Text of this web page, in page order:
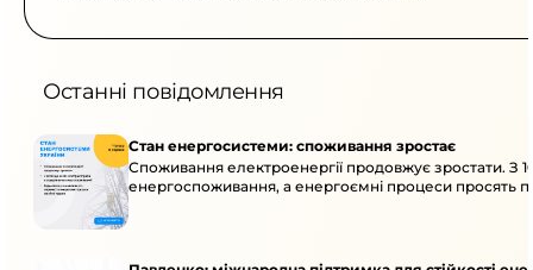
Останні повідомлення
Стан енергосистеми: споживання зростає
Споживання електроенергії продовжує зростати. З
енергоспоживання, а енергоємні процеси просять